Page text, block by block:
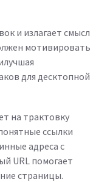
и излагает смысл
мотивировать
для десктопной
на трактовку
ссылки
адреса с
URL помогает
страницы.